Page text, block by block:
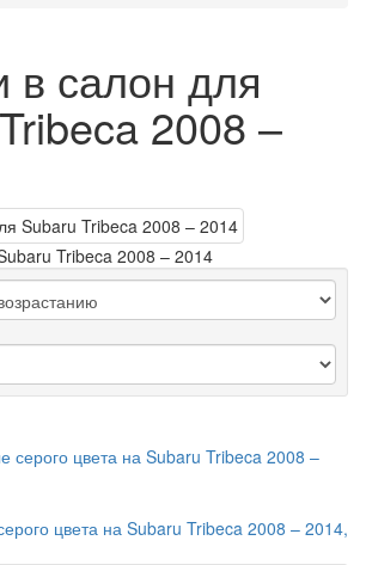
в салон для
2008 –
Tribeca 2008 – 2014
цвета на Subaru Tribeca 2008 – 2014,